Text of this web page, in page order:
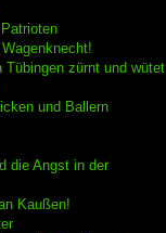
Tübingen zürnt und wütet
und Ballern
die Angst in der
Kaußen!